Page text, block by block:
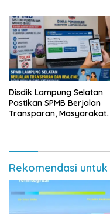
Disdik Lampung Selatan
Pastikan SPMB Berjalan
Transparan, Masyarakat
Rekomendasi